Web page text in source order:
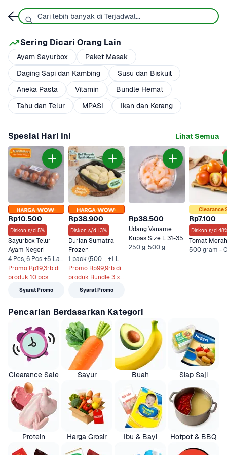
Sering Dicari Orang Lain
Ayam Sayurbox
Paket Masak
Daging Sapi dan Kambing
Susu dan Biskuit
Aneka Pasta
Vitamin
Bundle Hemat
Tahu dan Telur
MPASI Ikan dan Kerang
Spesial Hari Ini Lihat Semua
Rp10.500
Diskon s/d 5%
Sayurbox Telur
Ayam Negeri
4 Pcs, 6 Pcs +5 Lainnya
Promo Rp19,3rb di
produk 10 pcs
Syarat Promo
Rp38.900
Diskon s/d 13%
Durian Sumatra
Frozen
1 pack (500 .., +1 Lainnya
Promo Rp99,9rb di
produk Bundle 3 x
500 grSyarat Promo
Rp38.500
Udang Vaname
Kupas Size L 31-35
250 g, 500 g
Clearance
Rp7.100
Diskon s/d
Tomat Merah
Pencarian Berdasarkan Kategori
Clearance Sale Sayur Buah Siap Saji
Protein Harga Grosir Ibu & Bayi Hotpot & BBQ